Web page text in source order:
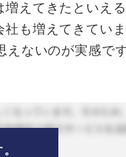
えてきたといえ
も増えてきてい
えないのが実感で